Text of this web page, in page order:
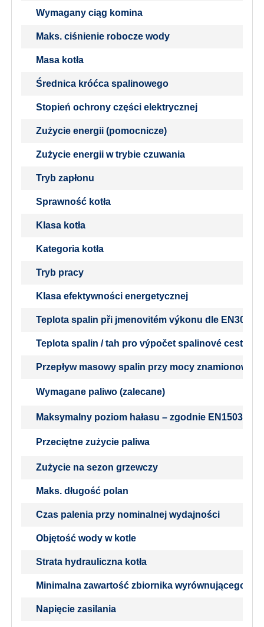
Wymagany ciąg komina
Maks. ciśnienie robocze wody
Masa kotła
Średnica króćca spalinowego
Stopień ochrony części elektrycznej
Zużycie energii (pomocnicze)
Zużycie energii w trybie czuwania
Tryb zapłonu
Sprawność kotła
Klasa kotła
Kategoria kotła
Tryb pracy
Klasa efektywności energetycznej
Teplota spalin při jmenovitém výkonu dle EN303-5
Teplota spalin / tah pro výpočet spalinové cesty
Przepływ masowy spalin przy mocy znamionowej
Wymagane paliwo (zalecane)
Maksymalny poziom hałasu – zgodnie EN15036-1
Przeciętne zużycie paliwa
Zużycie na sezon grzewczy
Maks. długość polan
Czas palenia przy nominalnej wydajności
Objętość wody w kotle
Strata hydrauliczna kotła
Minimalna zawartość zbiornika wyrównującego
Napięcie zasilania